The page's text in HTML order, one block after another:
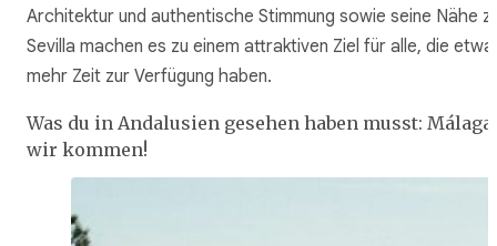
Architektur und authentische Stimmung sowie seine Nähe
Sevilla machen es zu einem attraktiven Ziel für alle, die
mehr Zeit zur Verfügung haben.
Was du in Andalusien gesehen haben musst: Málaga,
wir kommen!